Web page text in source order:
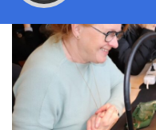
Vorig uur
Inklappen